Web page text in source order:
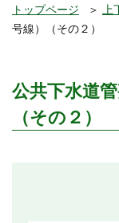
トップページ ＞
号線）（その２）
公共下水道
（その２）